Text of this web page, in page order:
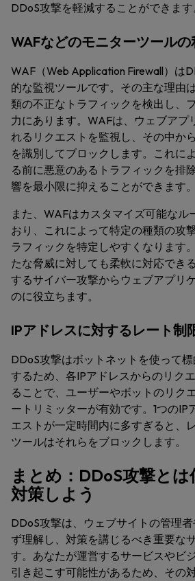
DDoS攻撃を軽減することができます
WAFなどのモニターツールの
WAF（Web Application Firewall）は
的な監視ツールです。その主な理由
類の不正なトラフィックを検出し、
力にあります。WAFは、ウェブアプ
れるリクエストを監視し、その中か
を識別してブロックします。これに
る前に悪意のあるトラフィックを排
響を最小限に抑えることができます。
また、WAFはカスタマイズ可能なル
おり、これによって特定の種類の攻
ラフィックを特定しやすくなります
たな脅威に対しても柔軟に対応でき
するサイバー攻撃からウェブアプリ
のに役立ちます。
IPアドレスに対するレート制
DDoS攻撃はボットネットを使って
するため、各IPアドレスからのリク
ることで、ユーザーやボットのリク
ートリミッターが有効です。1つのIP
エストが一定時間内に多すぎると、
ツールはそれらをブロックします。
まとめ：DDoS攻撃と
対策しよう
DDoS攻撃は、ウェブサイトの管理
ず理解し、対策を講じるべき重要な
す。あなたが運営するサービスやビ
引き起こす可能性があるため、その